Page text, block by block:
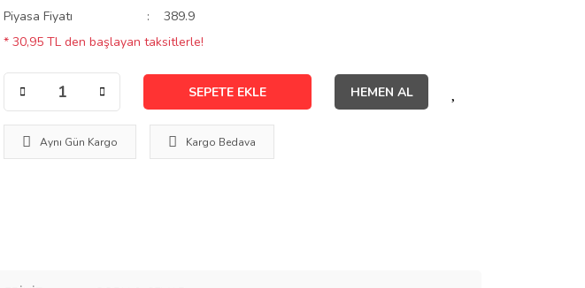
Piyasa Fiyatı
389.9
* 30,95 TL den başlayan taksitlerle!
SEPETE EKLE HEMEN AL
Aynı Gün Kargo Kargo Bedava